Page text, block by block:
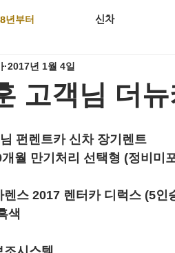
년부터 신차
고객님 더
2017년 1월 4일
펀렌트카 신차 장기렌트
월 만기처리 선택형 (정비미
렌스 2017 렌터카 디럭스 (5인
색